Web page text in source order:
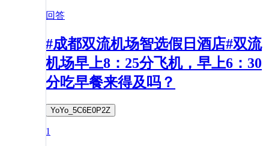
回答
#成都双流机场智选假日酒店#双流
机场早上8：25分飞机，早上6：30
分吃早餐来得及吗？
YoYo_5C6E0P2Z
1